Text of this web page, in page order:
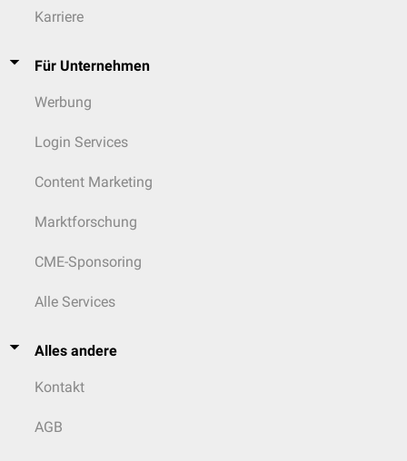
Karriere
Für Unternehmen
Werbung
Login Services
Content Marketing
Marktforschung
CME-Sponsoring
Alle Services
Alles andere
Kontakt
AGB